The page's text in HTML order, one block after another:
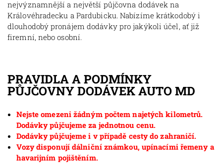
nejvýznamnější a největší půjčovna dodávek na
Královéhradecku a Pardubicku. Nabízíme krátkodobý i
dlouhodobý pronájem dodávky pro jakýkoli účel, ať již
firemní, nebo osobní.
PRAVIDLA A PODMÍNKY
PŮJČOVNY DODÁVEK AUTO MD
Nejste omezeni žádným počtem najetých kilometrů.
Dodávky půjčujeme za jednotnou cenu.
Dodávky půjčujeme i v případě cesty do zahraničí.
Vozy disponují dálniční známkou, upínacími řemeny a
havarijním pojištěním.